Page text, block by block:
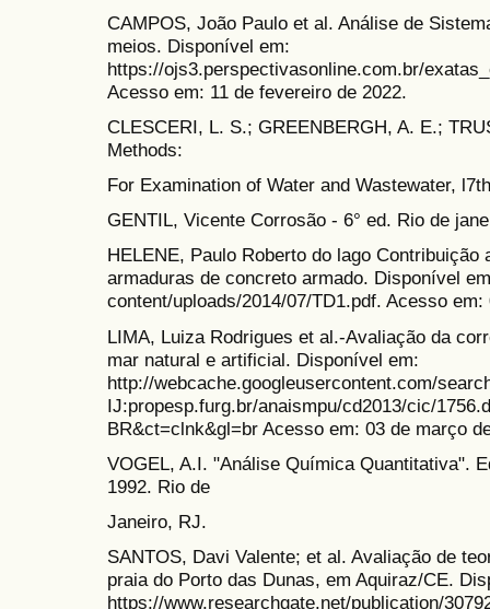
CAMPOS, João Paulo et al. Análise de
meios. Disponível em:
https://ojs3.perspectivasonline.com.br/
Acesso em: 11 de fevereiro de 2022.
CLESCERI, L. S.; GREENBERGH, A. E.;
Methods:
For Examination of Water and Wastewater,
GENTIL, Vicente Corrosão - 6° ed. Rio de
HELENE, Paulo Roberto do lago Contribuição
armaduras de concreto armado. Disponível
content/uploads/2014/07/TD1.pdf. Acesso
LIMA, Luiza Rodrigues et al.-Avaliação da
mar natural e artificial. Disponível em:
http://webcache.googleusercontent.com/
IJ:propesp.furg.br/anaismpu/cd2013/cic/
BR&ct=clnk&gl=br Acesso em: 03 de março
VOGEL, A.I. "Análise Química Quantitativa".
1992. Rio de
Janeiro, RJ.
SANTOS, Davi Valente; et al. Avaliação de
praia do Porto das Dunas, em Aquiraz/CE.
https://www.researchgate.net/publication/